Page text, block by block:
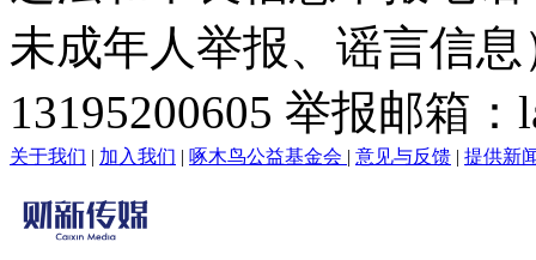
未成年人举报、谣言信
13195200605 举报邮箱
关于我们 | 加入我们 | 啄木鸟公益基金会 | 意见与反馈 | 提供新